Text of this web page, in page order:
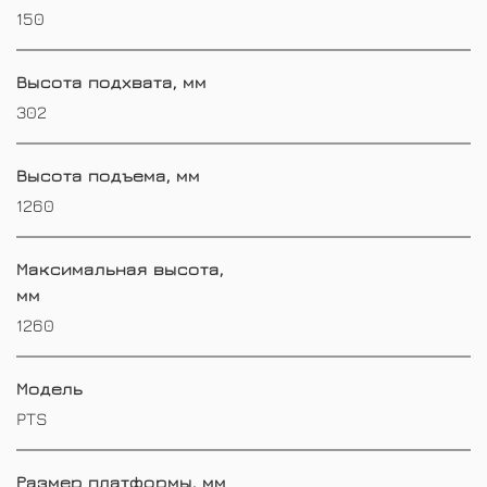
150
Высота подхвата, мм
302
Высота подъема, мм
1260
Максимальная высота,
мм
1260
Модель
PTS
Размер платформы, мм